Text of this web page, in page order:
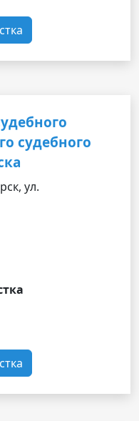
судебного
ул.